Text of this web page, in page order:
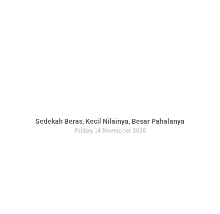
Sedekah Beras, Kecil Nilainya, Besar Pahalanya
Friday, 14 November 2025